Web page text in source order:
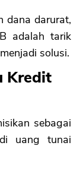
dana darurat,
adalah tarik
solusi.
Kredit
sebagai
uang tunai